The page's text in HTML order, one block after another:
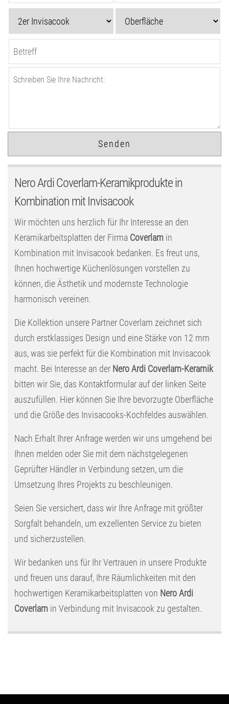
Nero Ardi Coverlam-Keramikprodukte in
Kombination mit Invisacook
Wir möchten uns herzlich für Ihr Interesse an den
Keramikarbeitsplatten der Firma Coverlamin
Kombination mit Invisacook bedanken. Es freut uns,
Ihnen hochwertige Küchenlösungen vorstellen zu
können, die Ästhetik und modernste Technologie
harmonisch vereinen.
Die Kollektion unsere Partner Coverlam zeichnet sich
durch erstklassiges Design und eine Stärke von 12 mm
aus, was sie perfekt für die Kombination mit Invisacook
macht. Bei Interesse an der Nero Ardi Coverlam-Keramik
bitten wir Sie, das Kontaktformular auf der linken Seite
auszufüllen. Hier können Sie Ihre bevorzugte Oberfläche
und die Größe des Invisacooks-Kochfeldes auswählen.
Nach Erhalt Ihrer Anfrage werden wir uns umgehend bei
Ihnen melden oder Sie mit dem nächstgelegenen
Geprüfter Händler in Verbindung setzen, um die
Umsetzung Ihres Projekts zu beschleunigen.
Seien Sie versichert, dass wir Ihre Anfrage mit größter
Sorgfalt behandeln, um exzellenten Service zu bieten
und sicherzustellen.
Wir bedanken uns für Ihr Vertrauen in unsere Produkte
und freuen uns darauf, Ihre Räumlichkeiten mit den
hochwertigen Keramikarbeitsplatten von Nero Ardi
Coverlamin Verbindung mit Invisacook zu gestalten.